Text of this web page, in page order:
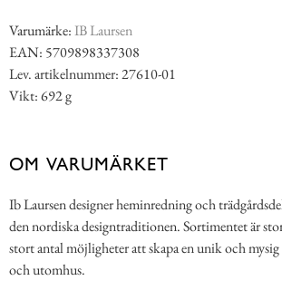
Varumärke:IB Laursen
EAN: 5709898337308
Lev. artikelnummer: 27610-01
Vikt: 692 g
OM VARUMÄRKET
Ib Laursen designer heminredning och
den nordiska designtraditionen. Sortimentet är
stort antal möjligheter att skapa en unik och
och utomhus.